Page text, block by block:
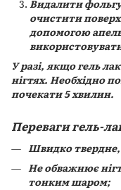
Видалити
очистити
допомогою
У разі, якщо гель
нігтях. Необхідно
почекати 5 хвилин.
Переваги гель-
Швидко
Не обважнює
тонким шаром;